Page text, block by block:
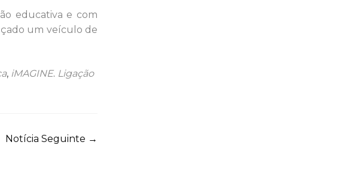
educativa e com
um veículo de
, iMAGINE. Ligação
Notícia Seguinte →